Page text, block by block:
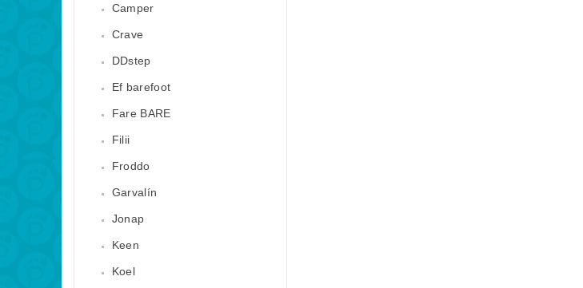
Camper
Crave
DDstep
Ef barefoot
Fare BARE
Filii
Froddo
Garvalín
Jonap
Keen
Koel